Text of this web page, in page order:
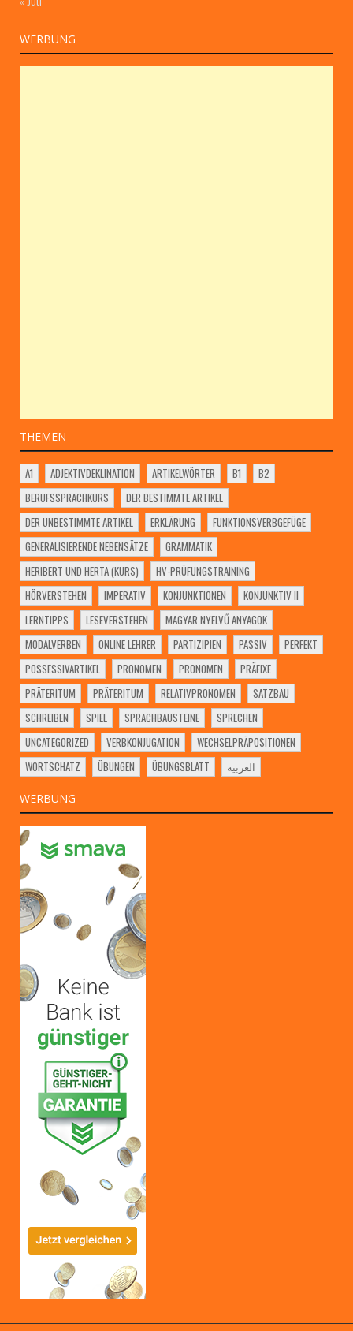
WERBUNG
THEMEN
A1 ADJEKTIVDEKLINATION ARTIKELWÖRTER B1
B2
BERUFSSPRACHKURS
DER BESTIMMTE ARTIKEL
DER UNBESTIMMTE ARTIKEL
ERKLÄRUNG
FUNKTIONSVERBGEFÜGE
GENERALISIERENDE NEBENSÄTZE
GRAMMATIK
HERIBERT UND HERTA (KURS)
HV-PRÜFUNGSTRAINING
HÖRVERSTEHEN
IMPERATIV KONJUNKTIONEN
KONJUNKTIV II
LERNTIPPS
LESEVERSTEHEN
MAGYAR NYELVŰ ANYAGOK
MODALVERBEN
ONLINE LEHRER PARTIZIPIEN PASSIV
PERFEKT
POSSESSIVARTIKEL
PRONOMEN PRONOMEN
PRÄFIXE
PRÄTERITUM
PRÄTERITUM RELATIVPRONOMEN
SATZBAU
SCHREIBEN
SPIEL SPRACHBAUSTEINE
SPRECHEN
UNCATEGORIZED
VERBKONJUGATION
WECHSELPRÄPOSITIONEN
WORTSCHATZ
ÜBUNGEN ÜBUNGSBLATT العربية
WERBUNG